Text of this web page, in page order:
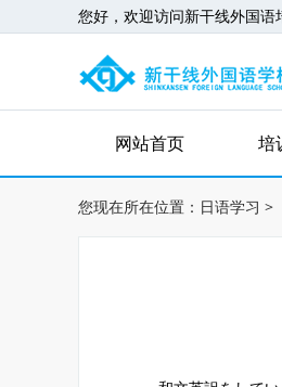
您好，欢迎访问新干线外国语
网站首页 培
您现在所在位置： 日语学习 >